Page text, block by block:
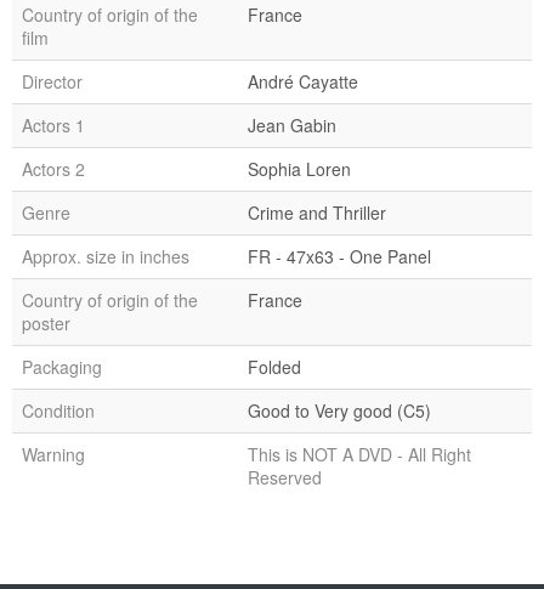
Country of origin of the
film
France
Director
André Cayatte
Actors 1
Jean Gabin
Actors 2
Sophia Loren
Genre
Crime and Thriller
Approx. size in inches
FR - 47x63 - One Panel
Country of origin of the
poster
France
Packaging
Folded
Condition
Good to Very good (C5)
Warning
This is NOT A DVD - All Right
Reserved